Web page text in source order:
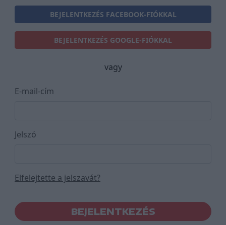
BEJELENTKEZÉS FACEBOOK-FIÓKKAL
BEJELENTKEZÉS GOOGLE-FIÓKKAL
vagy
E-mail-cím
Jelszó
Elfelejtette a jelszavát?
BEJELENTKEZÉS